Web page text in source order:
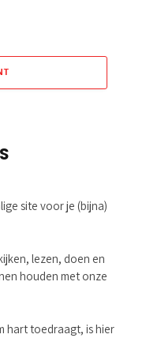
site voor je (bijna)
lezen, doen en
houden met onze
hart toedraagt, is hier